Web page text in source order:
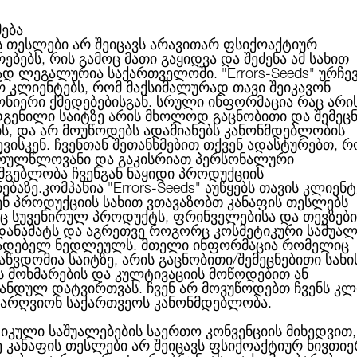
ABOUT US CATEGORIES ᲑᲠᲔᲜᲓᲔᲑᲘ ᲑᲚᲝᲒᲘ
თესლები არ შეიცავს არავითარ ფსიქოაქტიურ
რის გამოც მათი გაყიდვა და შეძენა ამ სახით
ლეგალურია საქართველოში. "Errors-Seeds"
კლიენტებს, რომ მაქსიმალურად თავი შეიკავონ
ქმედებებისგან. სრული ინფორმაცია რაც
საიტზე არის მხოლოდ გაცნობითი და
და არ მოუწოდებს ადამიანებს კანონმდებლობის
ჩვენთან შეთანხმებით თქვენ ადასტურებთ,
და გაკისრიათ პერსონალური
ჩვენგან ნაყიდი პროდუქციის
"Errors-Seeds" აუწყებს თავის
პროდუქციის სახით ვთავაზობთ კანაფის თესლებს
სუვენირულ პროდუქტს, ფრინველებისა და
და აგრეთვე როგორც კოსმეტიკური
ნედლეულს. მთელი ინფორმაცია რომელიც
საიტზე, არის გაცნობითი/შემეცნებითი
მოხმარების და კულტივაციის მოწოდებით ან
დატვირთვას. ჩვენ არ მოვუწოდებთ ჩვენს
საქართვეოს კანონმდებლობა.
საშუალებების საერთო კონვენციის მიხედვით,
კანაფის თესლები არ შეიცავს ფსიქოაქტიურ
თესლის ბანკი
კანაბიაუკვე ადგენს სათესლე ბანკის წამყვან პოზიციას
აძლიერებს წარმატებას. მწარმოებლების თაობების
კომპანია მალევე გავიდა გლობალურ ბაზარზე
სახეობებს, აუმჯობესებენ მათ თვისებებს და
პერიოდზეც იმუშავეს და ზრდის სრული ციკლი 60-75
დროის შემცირებაზე, მაგრამ მალევე დაიწყო მეტი
საფუძველი იყო ორი კომერციული ჯიშიFlash და Gnomo
კანაფის შესანიშნავი შესრულება. კანაფის თესლიკანაბიაუკვე